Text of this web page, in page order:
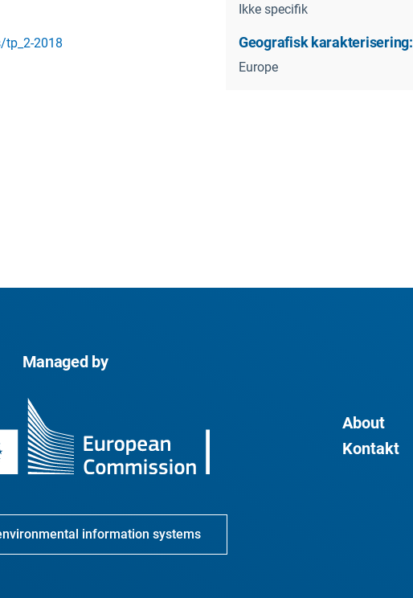
2018
Ikke specifik
Geografisk karakterisering:
Europe
Managed by
About
Kontakt
information systems